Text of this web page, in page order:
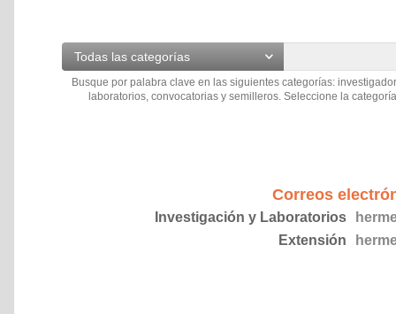
Todas las categorías
Busque por palabra clave en las siguientes categorías:
laboratorios, convocatorias y semilleros. Seleccione la
Correos
Investigación y Laboratorios
Extensión